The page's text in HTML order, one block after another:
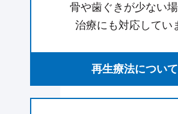
骨や歯ぐきが少ない
治療にも対応してい
再生療法について